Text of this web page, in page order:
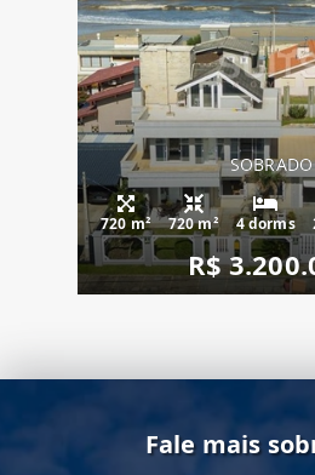
SOBRADO
720 m² 720 m² 4 dorms
R$
Fale mais